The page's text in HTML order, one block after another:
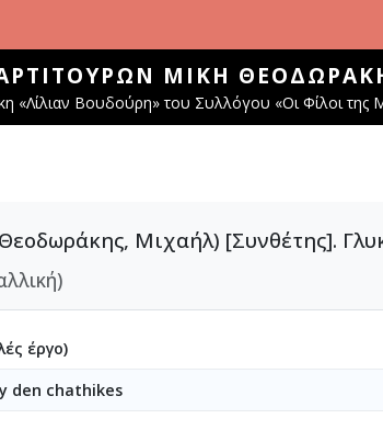
ΜΊΚΗ
«Λίλιαν Βουδούρη» του Συλλόγου «Οι Φίλοι της
Μιχαήλ) [Συνθέτης].
έργο)
den chathikes